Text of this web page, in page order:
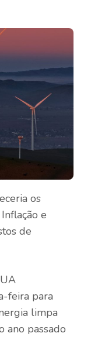
os
e
de
feira para
limpa
ano passado